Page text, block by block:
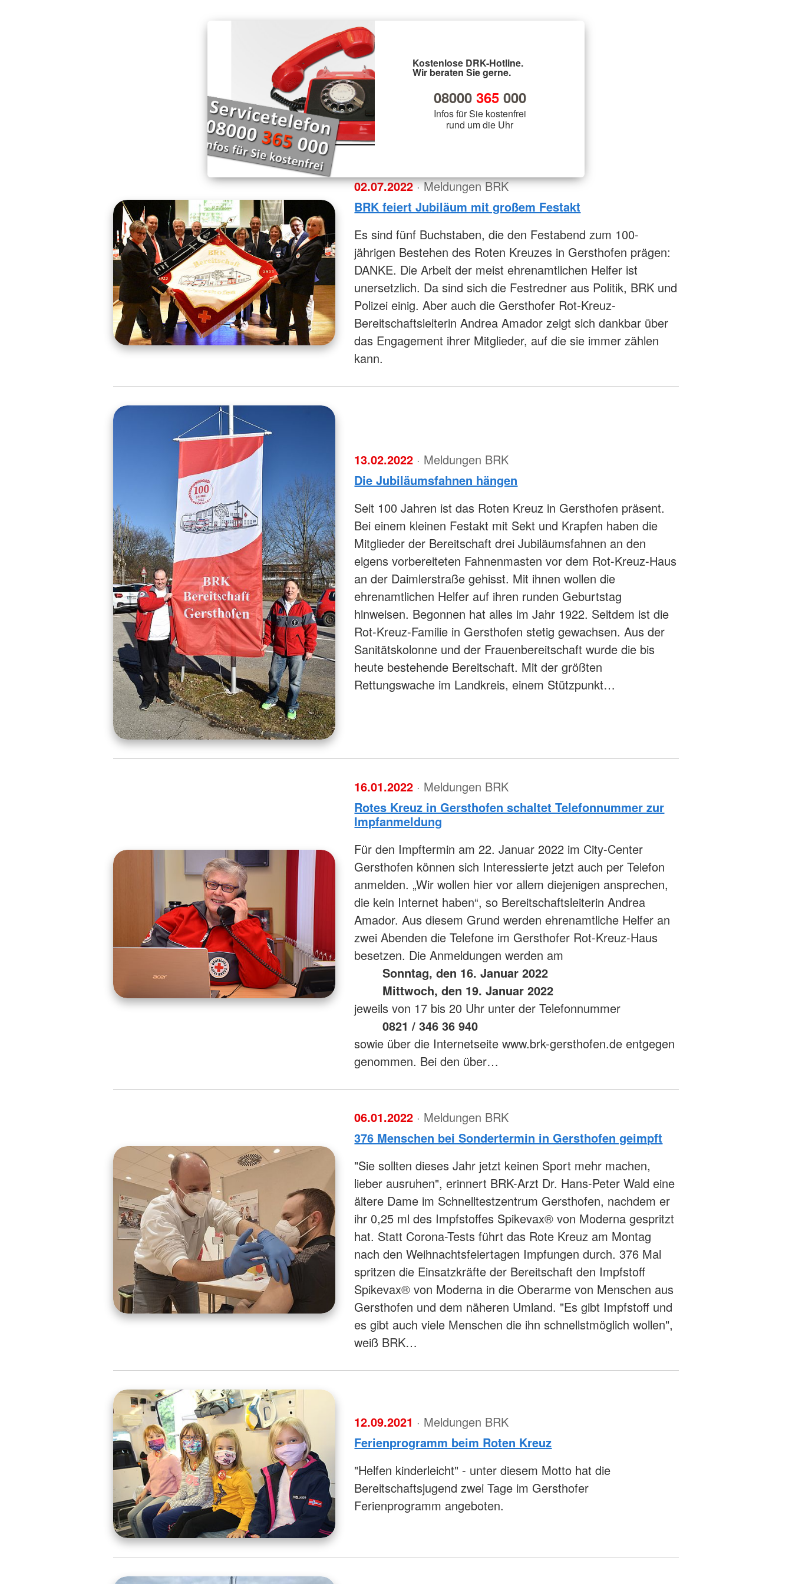
Kostenlose DRK-Hotline.
Wir beraten Sie gerne.
08000 365000
Infos für Sie kostenfrei
rund um die Uhr
02.07.2022· Meldungen BRK
BRK feiert Jubiläum mit großem Festakt
Es sind fünf Buchstaben, die den Festabend zum 100-
jährigen Bestehen des Roten Kreuzes in Gersthofen prägen:
DANKE. Die Arbeit der meist ehrenamtlichen Helfer ist
unersetzlich. Da sind sich die Festredner aus Politik, BRK und
Polizei einig. Aber auch die Gersthofer Rot-Kreuz-
Bereitschaftsleiterin Andrea Amador zeigt sich dankbar über
das Engagement ihrer Mitglieder, auf die sie immer zählen
kann.
13.02.2022 · Meldungen BRK
Die Jubiläumsfahnen hängen
Seit 100 Jahren ist das Roten Kreuz in Gersthofen präsent.
Bei einem kleinen Festakt mit Sekt und Krapfen haben die
Mitglieder der Bereitschaft drei Jubiläumsfahnen an den
eigens vorbereiteten Fahnenmasten vor dem Rot-Kreuz-Haus
an der Daimlerstraße gehisst. Mit ihnen wollen die
ehrenamtlichen Helfer auf ihren runden Geburtstag
hinweisen. Begonnen hat alles im Jahr 1922. Seitdem ist die
Rot-Kreuz-Familie in Gersthofen stetig gewachsen. Aus der
Sanitätskolonne und der Frauenbereitschaft wurde die bis
heute bestehende Bereitschaft. Mit der größten
Rettungswache im Landkreis, einem Stützpunkt…
16.01.2022 · Meldungen BRK
Rotes Kreuz in Gersthofen schaltet Telefonnummer zur
Impfanmeldung
Für den Impftermin am 22. Januar 2022 im City-Center
Gersthofen können sich Interessierte jetzt auch per Telefon
anmelden. „Wir wollen hier vor allem diejenigen ansprechen,
die kein Internet haben“, so Bereitschaftsleiterin Andrea
Amador. Aus diesem Grund werden ehrenamtliche Helfer an
zwei Abenden die Telefone im Gersthofer Rot-Kreuz-Haus
besetzen. Die Anmeldungen werden am
Sonntag, den 16. Januar 2022
Mittwoch, den 19. Januar 2022
jeweils von 17 bis 20 Uhr unter der Telefonnummer
0821 / 346 36 940
sowie über die Internetseite www.brk-gersthofen.de entgegen
genommen. Bei den über…
06.01.2022 · Meldungen BRK
376 Menschen bei Sondertermin in Gersthofen geimpft
"Sie sollten dieses Jahr jetzt keinen Sport mehr machen,
lieber ausruhen", erinnert BRK-Arzt Dr. Hans-Peter Wald eine
ältere Dame im Schnelltestzentrum Gersthofen, nachdem er
ihr 0,25 ml des Impfstoffes Spikevax® von Moderna gespritzt
hat. Statt Corona-Tests führt das Rote Kreuz am Montag
nach den Weihnachtsfeiertagen Impfungen durch. 376 Mal
spritzen die Einsatzkräfte der Bereitschaft den Impfstoff
Spikevax® von Moderna in die Oberarme von Menschen aus
Gersthofen und dem näheren Umland. "Es gibt Impfstoff und
es gibt auch viele Menschen die ihn schnellstmöglich wollen",
weiß BRK…
12.09.2021 · Meldungen BRK
Ferienprogramm beim Roten Kreuz
"Helfen kinderleicht" - unter diesem Motto hat die
Bereitschaftsjugend zwei Tage im Gersthofer
Ferienprogramm angeboten.